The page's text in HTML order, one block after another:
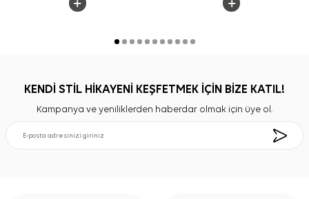
KENDİ STİL HİKAYENİ KEŞFETMEK İÇİN BİZE KATIL!
Kampanya ve yeniliklerden haberdar olmak için üye ol.